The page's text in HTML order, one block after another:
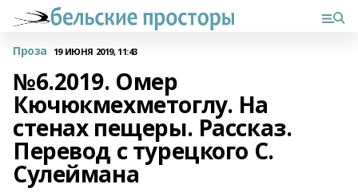
Проза 19 ИЮНЯ 2019, 11:43
№6.2019. Омер
Кючюкмехметоглу. На
стенах пещеры. Рассказ.
Перевод с турецкого С.
Сулеймана